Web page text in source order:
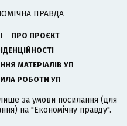
ПРАВДА
ПРО ПРОЄКТ
МАТЕРІАЛІВ УП
РОБОТИ УП
за умови посилання (для
на "Економічну правду".